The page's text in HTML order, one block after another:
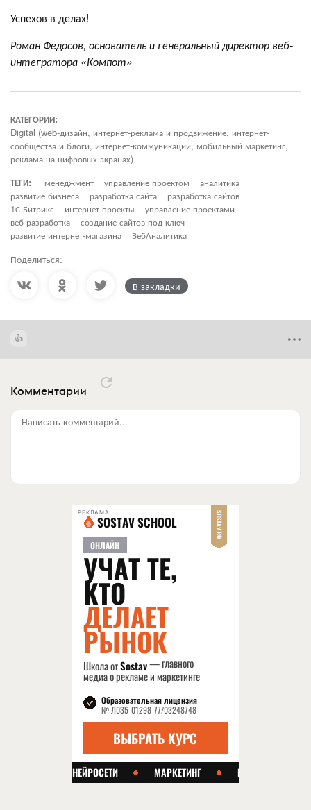
Успехов в делах!
Роман Федосов, основатель и генеральный директор веб-
интегратора «Компот»
КАТЕГОРИИ:
Digital (web-дизайн, интернет-реклама и продвижение, интернет-
сообщества и блоги, интернет-коммуникации, мобильный маркетинг,
реклама на цифровых экранах)
ТЕГИ:
менеджмент управление проектом
аналитика
развитие бизнеса
разработка сайта
разработка сайтов
1С-Битрикс
интернет-проекты
управление проектами
веб-разработка
создание сайтов под ключ
развитие интернет-магазина
ВебАналитика
Поделиться:
В закладки
Комментарии
Написать комментарий...
РЕКЛАМА